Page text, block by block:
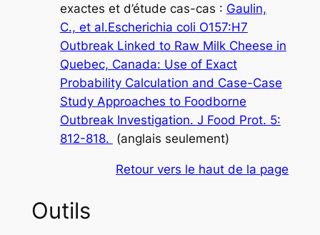
exactes et d’étude cas-cas : Gaulin,
C., et al.Escherichia coli O157:H7
Outbreak Linked to Raw Milk Cheese in
Quebec, Canada: Use of Exact
Probability Calculation and Case-Case
Study Approaches to Foodborne
Outbreak Investigation. J Food Prot. 5:
812-818. (anglais seulement)
Retour vers le haut de la page
Outils